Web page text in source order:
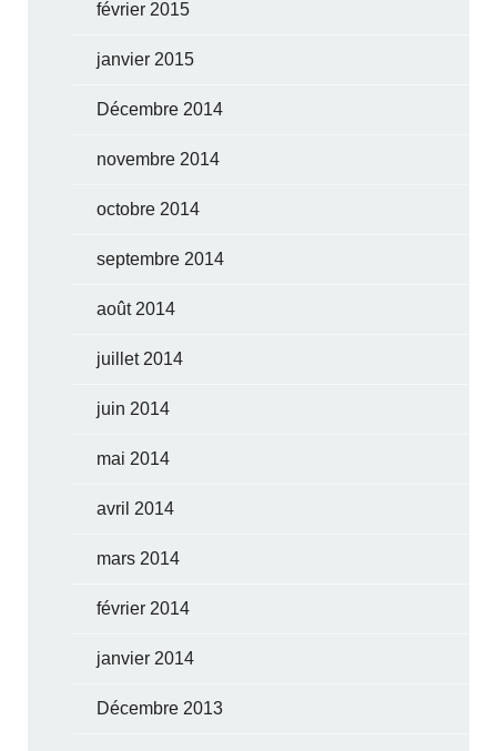
février 2015
janvier 2015
Décembre 2014
novembre 2014
octobre 2014
septembre 2014
août 2014
juillet 2014
juin 2014
mai 2014
avril 2014
mars 2014
février 2014
janvier 2014
Décembre 2013